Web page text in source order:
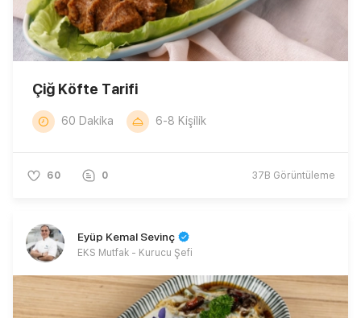
Çiğ Köfte Tarifi
60 Dakika 6-8 Kişilik
60 0 37B Görüntüleme
Eyüp Kemal Sevinç
EKS Mutfak - Kurucu Şefi